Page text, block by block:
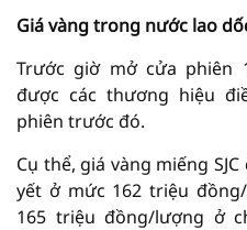
Giá vàng trong nước lao
Trước giờ mở cửa phiên
được các thương hiệu
phiên trước đó.
Cụ thể, giá vàng miếng
yết ở mức 162 triệu
165 triệu đồng/lượng ở